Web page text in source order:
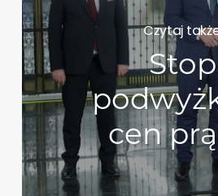
Czytaj
Stop
cen